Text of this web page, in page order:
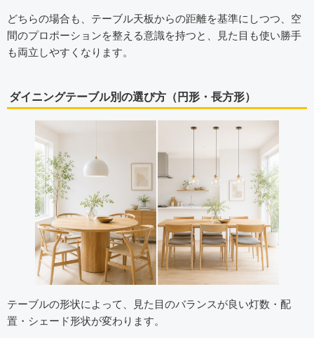
どちらの場合も、テーブル天板からの距離を基準にしつつ、空
間のプロポーションを整える意識を持つと、見た目も使い勝手
も両立しやすくなります。
ダイニングテーブル別の選び方（円形・長方形）
テーブルの形状によって、見た目のバランスが良い灯数・配
置・シェード形状が変わります。